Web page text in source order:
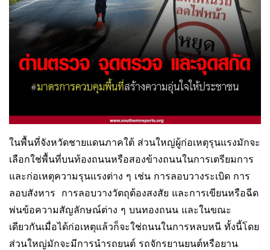
ในพื้นที่จังหวัดชายแดนภาคใต้ ส่วนใหญ่ผู้ก่อเหตุรุนแรงมักจะ
เลือกใช่พื้นที่บนท้องถนนหรือสองข้างถนนในการเตรียมการ
และก่อเหตุความรุนแรงต่าง ๆ เช่น การลอบวางระเบิด การ
ลอบสังหาร การลอบวางวัตถุต้องสงสัย และการเขียนหรือฉีด
พ่นข้อความสัญลักษณ์ต่าง ๆ บนทองถนน และในขณะ
เดียวกันเมื่อได้ก่อเหตุแล้วก็จะใช่ถนนในการหลบหนี ทั้งนี้โดย
ส่วนใหญ่มักจะมีการนํารถยนต์ รถจักรยานยนต์หรือยาน